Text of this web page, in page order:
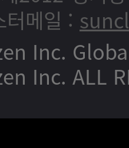
터메일 :
Inc.
Inc. ALL